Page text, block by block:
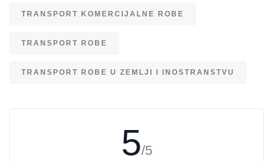
TRANSPORT KOMERCIJALNE ROBE
TRANSPORT ROBE
TRANSPORT ROBE U ZEMLJI I INOSTRANSTVU
5/5